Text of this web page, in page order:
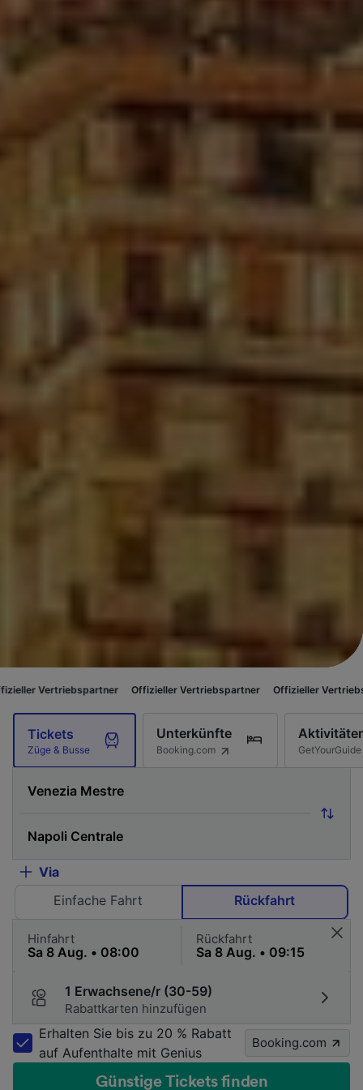
Offizieller Vertriebspartner Offizieller Vertriebspartner
Tickets
Züge & Busse
Unterkünfte
Booking.com GetYourGuide
Via
Einfache Fahrt
Rückfahrt
Hinfahrt Rückfahrt
1 Erwachsene/r (30-59)
Rabattkarten hinzufügen
Erhalten Sie bis zu 20 % Rabatt
auf Aufenthalte mit Genius
Booking.com
Günstige Tickets finden